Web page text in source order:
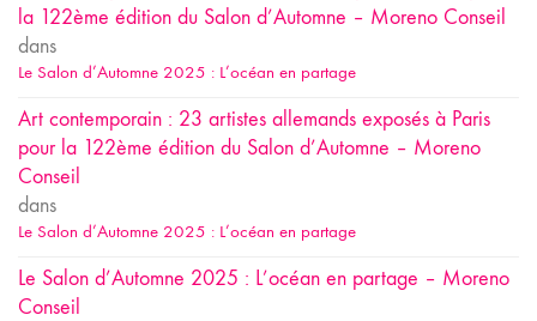
la 122ème édition du Salon d’Automne – Moreno Conseil
dans
Le Salon d’Automne 2025 : L’océan en partage
Art contemporain : 23 artistes allemands exposés à Paris
pour la 122ème édition du Salon d’Automne – Moreno
Conseil
dans
Le Salon d’Automne 2025 : L’océan en partage
Le Salon d’Automne 2025 : L’océan en partage – Moreno
Conseil